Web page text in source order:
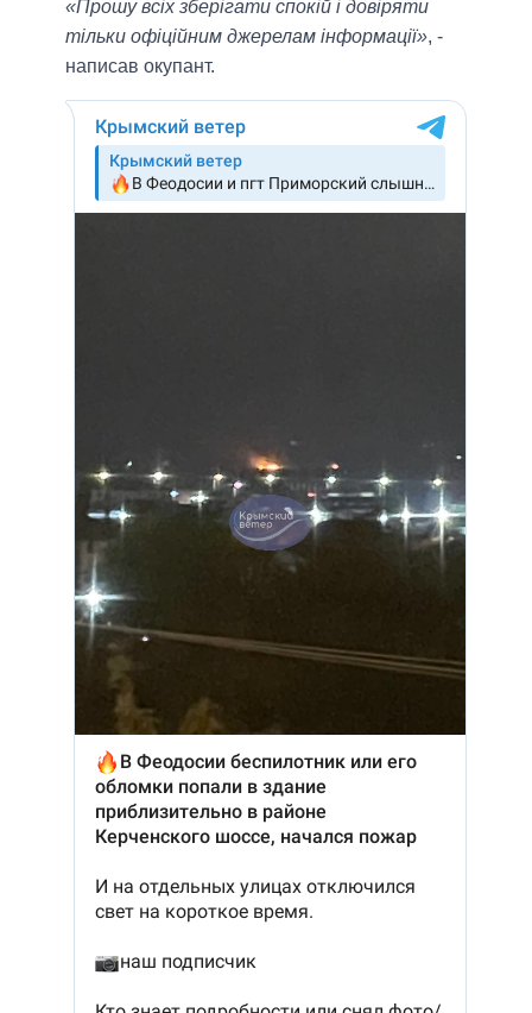
«Прошу всіх зберігати спокій і довіряти
тільки офіційним джерелам інформації», -
написав окупант.